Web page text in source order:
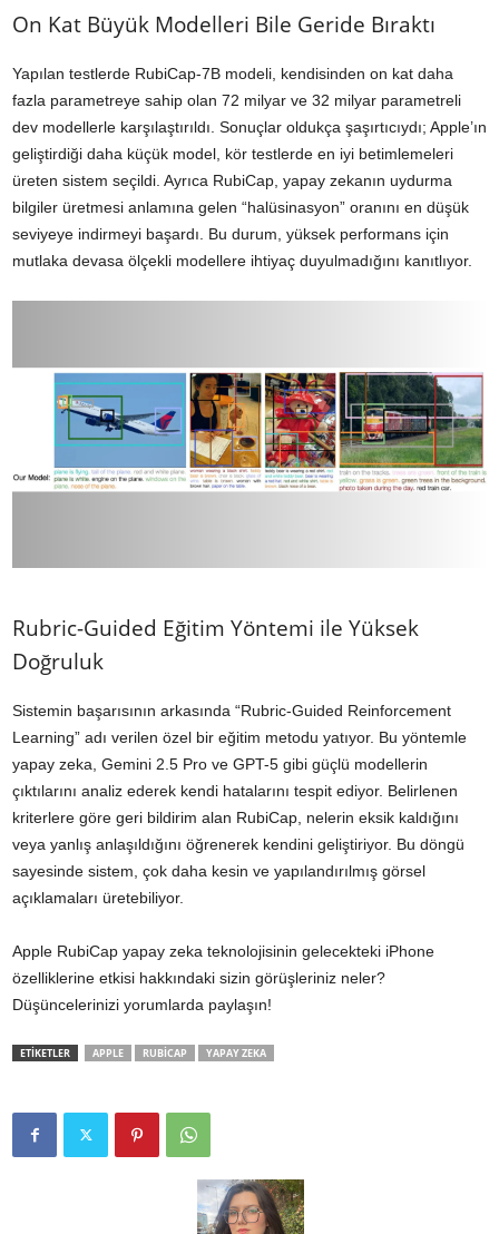
On Kat Büyük Modelleri Bile Geride Bıraktı
Yapılan testlerde RubiCap-7B modeli, kendisinden on kat daha
fazla parametreye sahip olan 72 milyar ve 32 milyar parametreli
dev modellerle karşılaştırıldı. Sonuçlar oldukça şaşırtıcıydı; Apple’ın
geliştirdiği daha küçük model, kör testlerde en iyi betimlemeleri
üreten sistem seçildi. Ayrıca RubiCap, yapay zekanın uydurma
bilgiler üretmesi anlamına gelen “halüsinasyon” oranını en düşük
seviyeye indirmeyi başardı. Bu durum, yüksek performans için
mutlaka devasa ölçekli modellere ihtiyaç duyulmadığını kanıtlıyor.
Rubric-Guided Eğitim Yöntemi ile Yüksek
Doğruluk
Sistemin başarısının arkasında “Rubric-Guided Reinforcement
Learning” adı verilen özel bir eğitim metodu yatıyor. Bu yöntemle
yapay zeka, Gemini 2.5 Pro ve GPT-5 gibi güçlü modellerin
çıktılarını analiz ederek kendi hatalarını tespit ediyor. Belirlenen
kriterlere göre geri bildirim alan RubiCap, nelerin eksik kaldığını
veya yanlış anlaşıldığını öğrenerek kendini geliştiriyor. Bu döngü
sayesinde sistem, çok daha kesin ve yapılandırılmış görsel
açıklamaları üretebiliyor.
Apple RubiCap yapay zeka teknolojisinin gelecekteki iPhone
özelliklerine etkisi hakkındaki sizin görüşleriniz neler?
Düşüncelerinizi yorumlarda paylaşın!
ETİKETLER APPLE RUBICAP YAPAY ZEKA